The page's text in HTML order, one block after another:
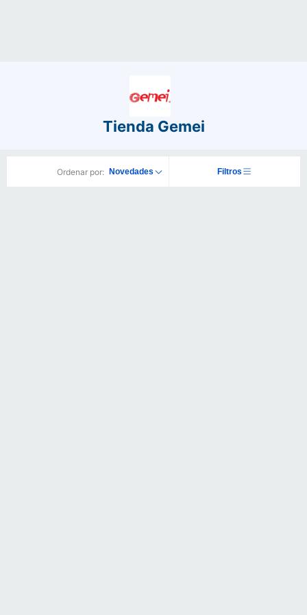
Tienda Gemei
Ordenar por: Novedades Filtros